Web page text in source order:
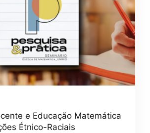
e Educação Matemática
Étnico-Raciais